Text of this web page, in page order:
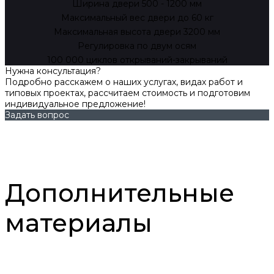
Ширина двери 500 - 1200 мм
Максимальный вес двери до 60 кг
Максимальная высота двери 3200 мм
Регулировка по двум осям
100 000 циклов открываний-закрываний
Нужна консультация?
Подробно расскажем о наших услугах, видах работ и
типовых проектах, рассчитаем стоимость и подготовим
индивидуальное предложение!
Задать вопрос
Дополнительные
материалы